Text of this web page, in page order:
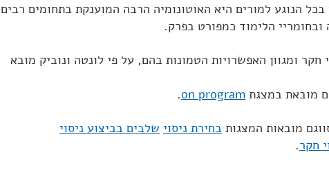
בכל הנוגע למורים היא האוטונומיה הרבה המוענקת בתחומים רבים
הלימוד כמפורט בפרק.
חקר ומגוון האפשרויות הטמונות בהם, על פי לונטה ונוביק מובא
מובאת במצגת on program
.
מובאות המצגות בחירת ניסוי שלבים בביצוע ניסוי
חקר.